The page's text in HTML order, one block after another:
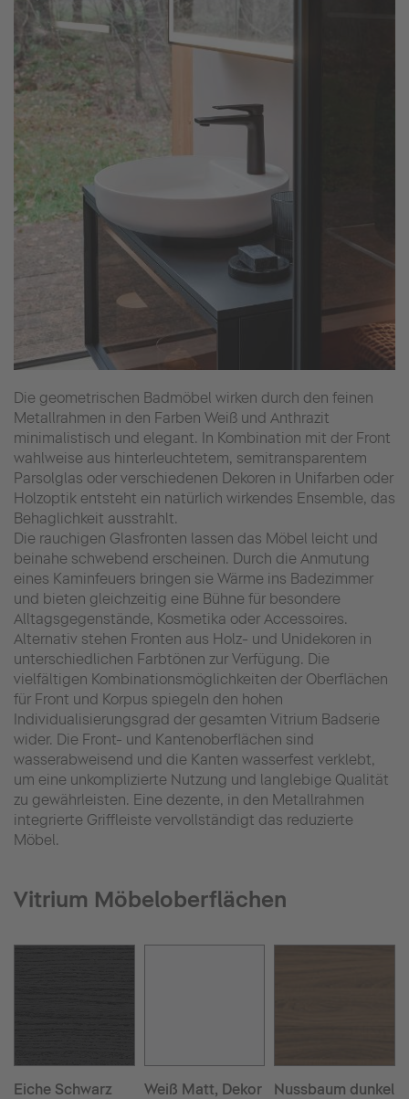
Die geometrischen Badmöbel wirken durch den feinen
Metallrahmen in den Farben Weiß und Anthrazit
minimalistisch und elegant. In Kombination mit der Front
wahlweise aus hinterleuchtetem, semitransparentem
Parsolglas oder verschiedenen Dekoren in Unifarben oder
Holzoptik entsteht ein natürlich wirkendes Ensemble, das
Behaglichkeit ausstrahlt.
Die rauchigen Glasfronten lassen das Möbel leicht und
beinahe schwebend erscheinen. Durch die Anmutung
eines Kaminfeuers bringen sie Wärme ins Badezimmer
und bieten gleichzeitig eine Bühne für besondere
Alltagsgegenstände, Kosmetika oder Accessoires.
Alternativ stehen Fronten aus Holz- und Unidekoren in
unterschiedlichen Farbtönen zur Verfügung. Die
vielfältigen Kombinationsmöglichkeiten der Oberflächen
für Front und Korpus spiegeln den hohen
Individualisierungsgrad der gesamten Vitrium Badserie
wider. Die Front- und Kantenoberflächen sind
wasserabweisend und die Kanten wasserfest verklebt,
um eine unkomplizierte Nutzung und langlebige Qualität
zu gewährleisten. Eine dezente, in den Metallrahmen
integrierte Griffleiste vervollständigt das reduzierte
Möbel.
Vitrium Möbeloberflächen
Eiche Schwarz
Weiß Matt, Dekor
Nussbaum dunkel